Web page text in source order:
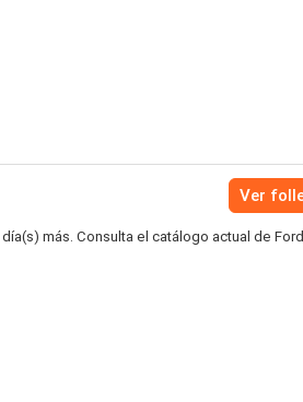
Ver
día(s) más. Consulta el catálogo actual de